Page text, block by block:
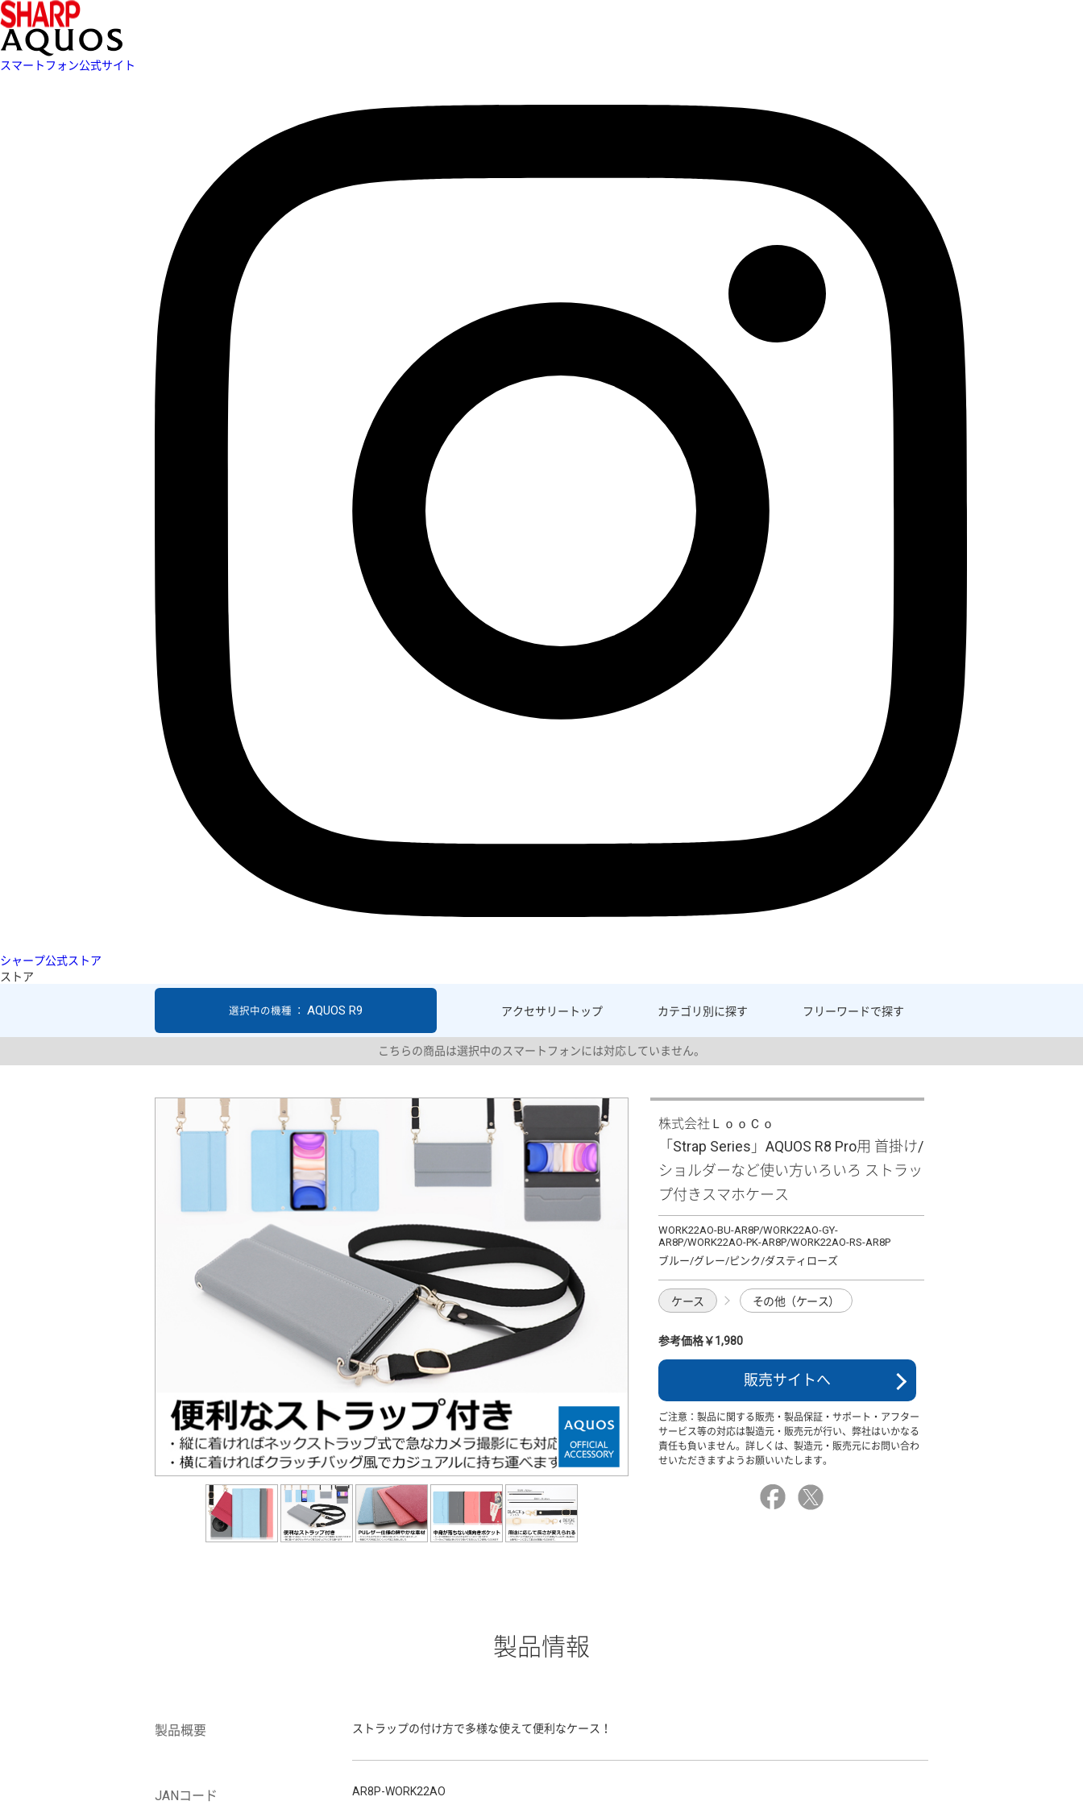
スマートフォン公式サイト
シャープ公式ストア
ストア
アクセサリー トップ カテゴリ別に探す フリーワードで探す
選択中の機種 ： AQUOS R9
こちらの商品は選択中のスマートフォンには対応していません。
株式会社ＬｏｏＣｏ
「Strap Series」AQUOS R8 Pro用 首掛け/
ショルダーなど使い方いろいろ ストラッ
プ付きスマホケース
WORK22AO-BU-AR8P/WORK22AO-GY-
AR8P/WORK22AO-PK-AR8P/WORK22AO-RS-AR8P
ブルー/グレー/ピンク/ダスティローズ
ケース その他（ケース）
参考価格￥1,980
販売サイトへ
ご注意：製品に関する販売・製品保証・サポート・アフター
サービス等の対応は製造元・販売元が行い、弊社はいかなる
責任も負いません。詳しくは、製造元・販売元にお問い合わ
せいただきますようお願いいたします。
製品情報
製品概要 ストラップの付け方で多様な使えて便利なケース！
JANコード AR8P-WORK22AO